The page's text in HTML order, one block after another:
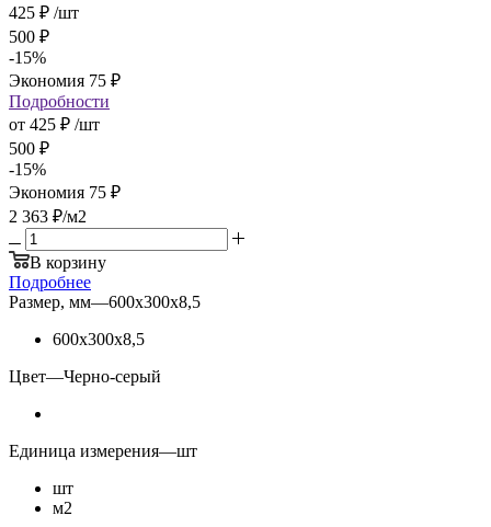
425 ₽ /шт
500 ₽
-15%
Экономия 75 ₽
Подробности
от 425 ₽ /шт
500 ₽
-15%
Экономия 75 ₽
2 363 ₽/м2
В корзину
Подробнее
Размер, мм—600х300х8,5
600х300х8,5
Цвет—Черно-серый
Единица измерения—шт
шт
м2